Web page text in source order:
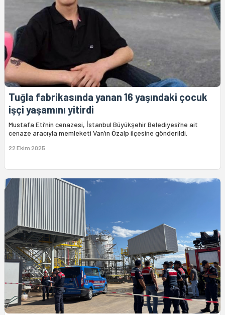
Tuğla fabrikasında yanan 16 yaşındaki çocuk
işçi yaşamını yitirdi
Mustafa Eti’nin cenazesi, İstanbul Büyükşehir Belediyesi’ne ait
cenaze aracıyla memleketi Van’ın Özalp ilçesine gönderildi.
22 Ekim 2025